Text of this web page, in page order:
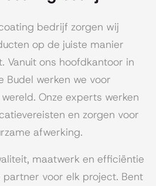
bedrijf zorgen wij
op de juiste manier
Vanuit ons hoofdkantoor in
Budel werken we voor
Onze experts werken
en zorgen voor
afwerking.
maatwerk en efficiëntie
partner voor elk project. Bent